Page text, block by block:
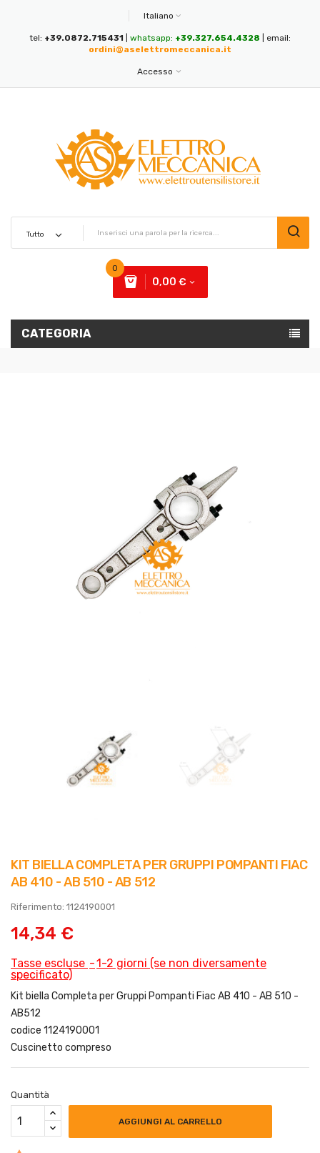
Italiano
tel: +39.0872.715431 whatsapp: +39.327.654.4328 | email:
ordini@aselettromeccanica.it
Accesso
0
0,00 €
CATEGORIA
KIT BIELLA COMPLETA PER GRUPPI POMPANTI FIAC
AB 410 - AB 510 - AB 512
Riferimento: 1124190001
14,34 €
Tasse escluse
1-2 giorni (se non diversamente
specificato)
Kit biella Completa per Gruppi Pompanti Fiac AB 410 - AB 510 -
AB512
codice 1124190001
Cuscinetto compreso
Quantità
AGGIUNGI AL CARRELLO